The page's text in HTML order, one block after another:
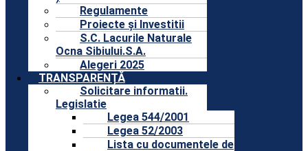
Regulamente
Proiecte și Investitii
S.C. Lacurile Naturale
Ocna Sibiului.S.A.
Alegeri 2025
TRANSPARENȚĂ
Solicitare informatii.
Legislatie
Legea 544/2001
Legea 52/2003
Lista cu documentele de